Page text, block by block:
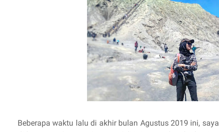
Beberapa waktu lalu di akhir bulan Agustus 2019 ini,